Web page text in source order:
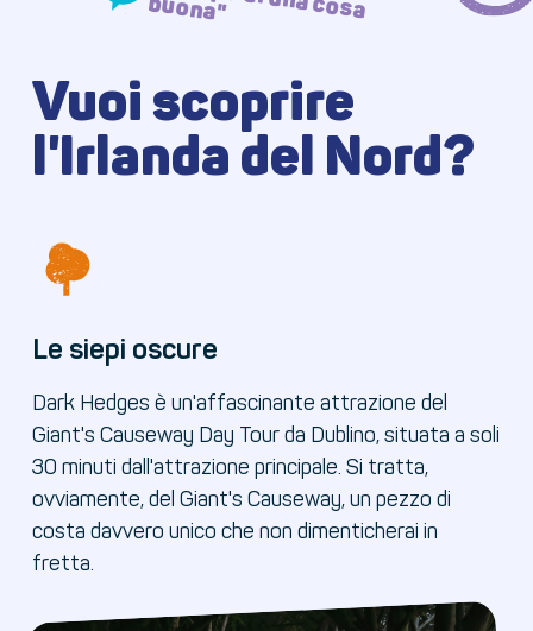
Vuoi scoprire
l'Irlanda del Nord?
Le siepi oscure
Dark Hedges è un'affascinante attrazione del
Giant's Causeway Day Tour da Dublino, situata a soli
30 minuti dall'attrazione principale. Si tratta,
ovviamente, del Giant's Causeway, un pezzo di
costa davvero unico che non dimenticherai in
fretta.